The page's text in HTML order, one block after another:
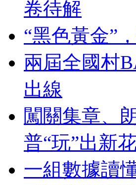
卷待解
“黑色黃金”
兩屆全國村
出線
闖關集章、
普“玩”出新
一組數據讀